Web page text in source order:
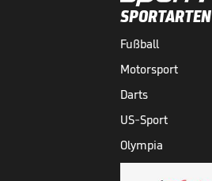
SPORTARTEN
Fußball
Motorsport
Darts
US-Sport
Olympia